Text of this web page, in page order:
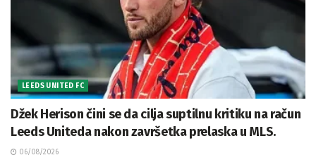
LEEDS UNITED FC
Džek Herison čini se da cilja suptilnu kritiku na račun
Leeds Uniteda nakon završetka prelaska u MLS.
06/08/2026